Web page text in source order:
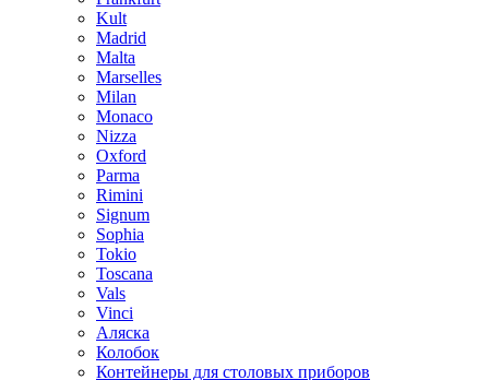
Kult
Madrid
Malta
Marselles
Milan
Monaco
Nizza
Oxford
Parma
Rimini
Signum
Sophia
Tokio
Toscana
Vals
Vinci
Аляска
Колобок
Контейнеры для столовых приборов